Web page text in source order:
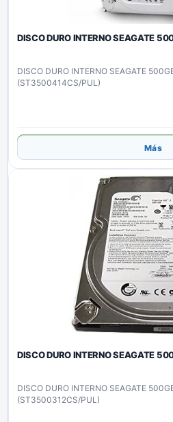
DISCO DURO INTERNO SEAGATE
DISCO DURO INTERNO SEAGATE
(ST3500414CS/PUL)
Añadir
Más
DISCO DURO INTERNO SEAGATE
DISCO DURO INTERNO SEAGATE
(ST3500312CS/PUL)